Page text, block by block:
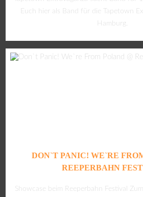
Euch hier als Band für die Tapetown
Hamburg.
DON`T PANIC! WE`RE
REEPERBAHN
Showcase beim Reeperbahn Festival